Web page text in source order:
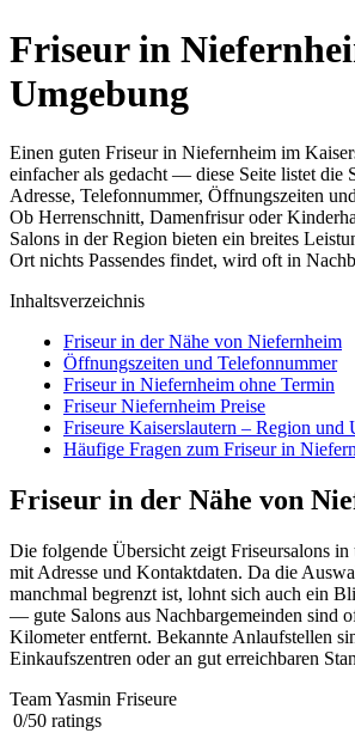
Friseur in
Umgebung
Einen guten Friseur in Niefernheim im
einfacher als gedacht — diese Seite listet die
Adresse, Telefonnummer, Öffnungszeiten
Ob Herrenschnitt, Damenfrisur oder
Salons in der Region bieten ein breites
Ort nichts Passendes findet, wird oft in
Inhaltsverzeichnis
Friseur in der Nähe von Niefernheim
Öffnungszeiten und Telefonnummer
Friseur in Niefernheim ohne Termin
Friseur Niefernheim Preise
Friseure Kaiserslautern – Region und
Häufige Fragen zum Friseur in
Friseur in der Nähe von
Die folgende Übersicht zeigt Friseursalons
mit Adresse und Kontaktdaten. Da die
manchmal begrenzt ist, lohnt sich auch ein
— gute Salons aus Nachbargemeinden sind
Kilometer entfernt. Bekannte Anlaufstellen
Einkaufszentren oder an gut erreichbaren
Team Yasmin Friseure
0/50 ratings